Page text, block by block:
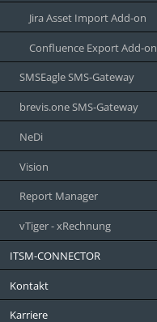
Jira Asset Import Add-on
Confluence Export Add-on
SMSEagle SMS-Gateway
brevis.one SMS-Gateway
NeDi
Vision
Report Manager
vTiger - xRechnung
ITSM-CONNECTOR
Kontakt
Karriere